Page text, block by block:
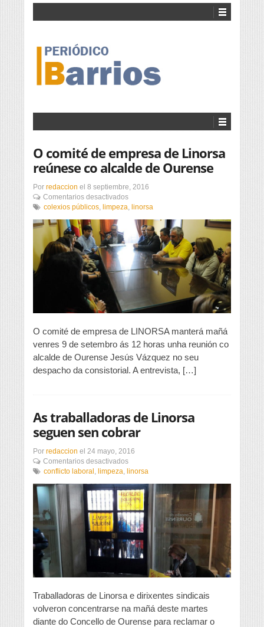
O comité de empresa de Linorsa
reúnese co alcalde de Ourense
Por redaccion el 8 septiembre, 2016
Comentarios desactivadosen
O
de
empresa
de
Linorsa
reúnese
co
alcalde
Ourense
colexios públicos, limpeza, linorsa
O comité de empresa de LINORSA manterá mañá
venres 9 de setembro ás 12 horas unha reunión co
alcalde de Ourense Jesús Vázquez no seu
despacho da consistorial. A entrevista, […]
As traballadoras de Linorsa
seguen sen cobrar
Por redaccion el 24 mayo, 2016
Comentarios desactivadosen
As
de
Linorsa
seguen
sen
cobrar
conflicto laboral , limpeza, linorsa
Traballadoras de Linorsa e dirixentes sindicais
volveron concentrarse na mañá deste martes
diante do Concello de Ourense para reclamar o